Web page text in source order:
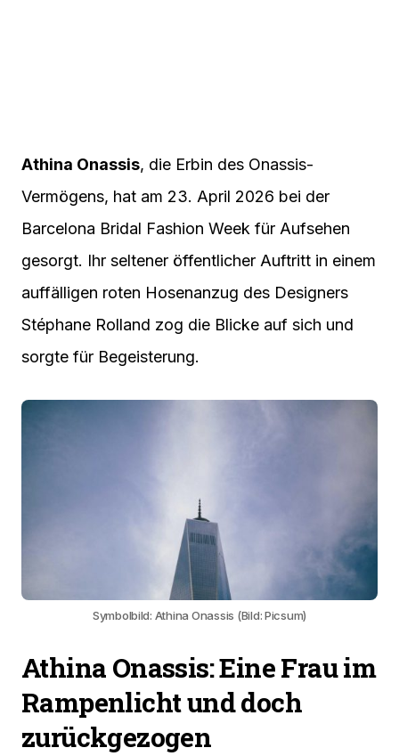
Athina Onassis, die Erbin des Onassis-
Vermögens, hat am 23. April 2026 bei der
Barcelona Bridal Fashion Week für Aufsehen
gesorgt. Ihr seltener öffentlicher Auftritt in einem
auffälligen roten Hosenanzug des Designers
Stéphane Rolland zog die Blicke auf sich und
sorgte für Begeisterung.
Symbolbild: Athina Onassis (Bild: Picsum)
Athina Onassis: Eine Frau im
Rampenlicht und doch
zurückgezogen